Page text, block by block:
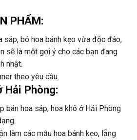
PHẨM:
sáp, bó hoa bánh kẹo vừa độc đáo,
sẽ là một gợi ý cho các bạn đang
nhật.
theo yêu cầu.
Hải Phòng:
bán hoa sáp, hoa khô ở Hải Phòng
làm các mẫu hoa bánh kẹo, lẵng